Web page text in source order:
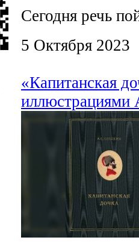
Сегодня речь
5 Октября 2023
«Капитанская
иллюстрациями